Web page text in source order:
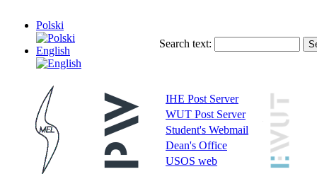
Polski
English
Search text:
IHE Post Server
WUT Post Server
Student's Webmail
Dean's Office
USOS web